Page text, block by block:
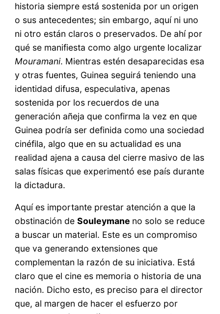
historia siempre está sostenida por un origen
o sus antecedentes; sin embargo, aquí ni uno
ni otro están claros o preservados. De ahí por
qué se manifiesta como algo urgente localizar
Mouramani. Mientras estén desaparecidas esa
y otras fuentes, Guinea seguirá teniendo una
identidad difusa, especulativa, apenas
sostenida por los recuerdos de una
generación añeja que confirma la vez en que
Guinea podría ser definida como una sociedad
cinéfila, algo que en su actualidad es una
realidad ajena a causa del cierre masivo de las
salas físicas que experimentó ese país durante
la dictadura.
Aquí es importante prestar atención a que la
obstinación deSouleymane no solo se reduce
a buscar un material. Este es un compromiso
que va generando extensiones que
complementan la razón de su iniciativa. Está
claro que el cine es memoria o historia de una
nación. Dicho esto, es preciso para el director
que, al margen de hacer el esfuerzo por